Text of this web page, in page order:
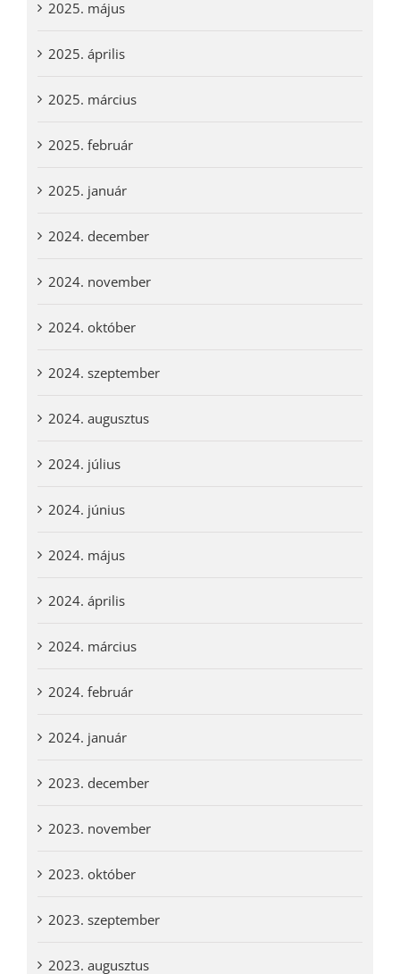
2025. május
2025. április
2025. március
2025. február
2025. január
2024. december
2024. november
2024. október
2024. szeptember
2024. augusztus
2024. július
2024. június
2024. május
2024. április
2024. március
2024. február
2024. január
2023. december
2023. november
2023. október
2023. szeptember
2023. augusztus